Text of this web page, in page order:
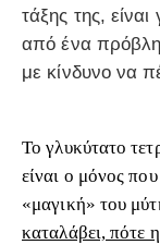
τάξης της,
από ένα
με κίνδυνο να
Το γλυκύτατο
είναι ο μόνος
«μαγική» του
καταλάβει, πότε